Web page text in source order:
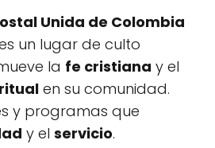
Unida de Colombia
un lugar de culto
la fe cristiana y el
en su comunidad.
y programas que
y el servicio.